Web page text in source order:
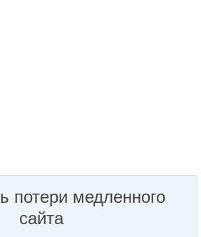
потери медленного
сайта